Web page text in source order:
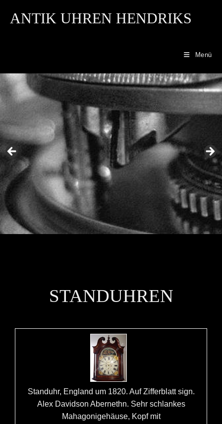
ANTIK UHREN HENDRIKS
Menü
STANDUHREN
Standuhr, England um 1820. Auf Zifferblatt sign.
Alex Davidson Abernethn. Sehr schlankes
Mahagonigehäuse, Kopf mit